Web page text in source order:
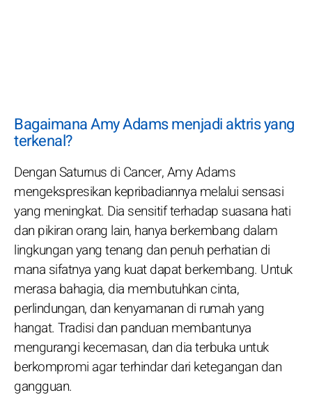
Bagaimana Amy Adams menjadi aktris yang
terkenal?
Dengan Saturnus di Cancer, Amy Adams
mengekspresikan kepribadiannya melalui sensasi
yang meningkat. Dia sensitif terhadap suasana hati
dan pikiran orang lain, hanya berkembang dalam
lingkungan yang tenang dan penuh perhatian di
mana sifatnya yang kuat dapat berkembang. Untuk
merasa bahagia, dia membutuhkan cinta,
perlindungan, dan kenyamanan di rumah yang
hangat. Tradisi dan panduan membantunya
mengurangi kecemasan, dan dia terbuka untuk
berkompromi agar terhindar dari ketegangan dan
gangguan.